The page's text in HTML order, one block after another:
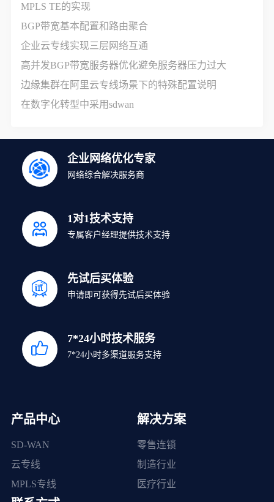
MPLS TE的实现
BGP带宽基本配置和路由聚合
企业云专线实现三层网络互通
高并发BGP带宽服务器优化避免服务器压力过大
边缘集群在阿里云专线场景下的特殊配置说明
在数字化转型中采用sdwan
企业网络优化专家
网络综合解决服务商
1对1技术支持
专属客户经理提供技术支持
先试后买体验
申请即可获得先试后买体验
7*24小时技术服务
7*24小时多渠道服务支持
产品中心
SD-WAN
云专线
MPLS专线
解决方案
零售连锁
制造行业
医疗行业